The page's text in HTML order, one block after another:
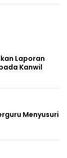
Laporan
Kanwil
Menyusuri